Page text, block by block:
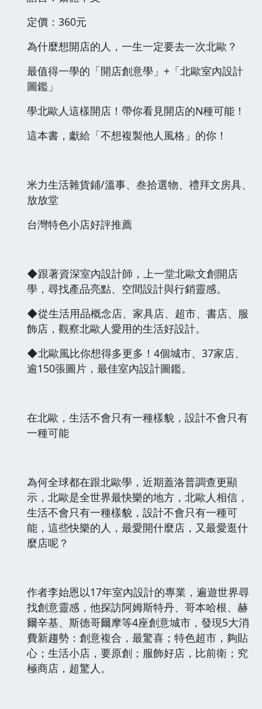
定價：360元
為什麼想開店的人，一生一定要去一次北歐？
最值得一學的「開店創意學」+「北歐室內設計
圖鑑」
學北歐人這樣開店！帶你看見開店的N種可能！
這本書，獻給「不想複製他人風格」的你！
米力生活雜貨鋪/溫事、叁拾選物、禮拜文房具、
放放堂
台灣特色小店好評推薦
◆跟著資深室內設計師，上一堂北歐文創開店
學，尋找產品亮點、空間設計與行銷靈感。
◆從生活用品概念店、家具店、超市、書店、服
飾店，觀察北歐人愛用的生活好設計。
◆北歐風比你想得多更多！4個城市、37家店、
逾150張圖片，最佳室內設計圖鑑。
在北歐，生活不會只有一種樣貌，設計不會只有
一種可能
為何全球都在跟北歐學，近期蓋洛普調查更顯
示，北歐是全世界最快樂的地方，北歐人相信，
生活不會只有一種樣貌，設計不會只有一種可
能，這些快樂的人，最愛開什麼店，又最愛逛什
麼店呢？
作者李始恩以17年室內設計的專業，遍遊世界尋
找創意靈感，他探訪阿姆斯特丹、哥本哈根、赫
爾辛基、斯德哥爾摩等4座創意城市，發現5大消
費新趨勢：創意複合，最驚喜；特色超市，夠貼
心；生活小店，要原創；服飾好店，比前衛；究
極商店，超驚人。